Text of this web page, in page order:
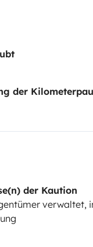
der
der Kaution
verwaltet,